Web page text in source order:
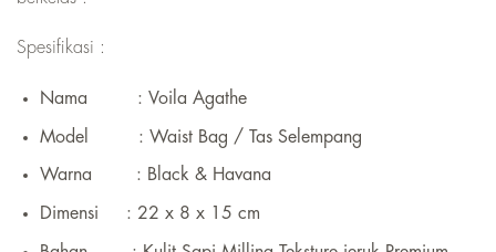
Spesifikasi :
Nama : Voila Agathe
Model : Waist Bag / Tas Selempang
Warna : Black & Havana
Dimensi : 22 x 8 x 15 cm